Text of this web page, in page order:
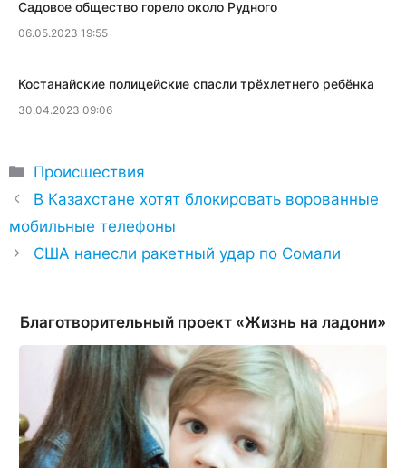
Садовое общество горело около Рудного
06.05.2023 19:55
Костанайские полицейские спасли трёхлетнего ребёнка
30.04.2023 09:06
Рубрики
Происшествия
В Казахстане хотят блокировать ворованные
мобильные телефоны
США нанесли ракетный удар по Сомали
Благотворительный проект «Жизнь на ладони»